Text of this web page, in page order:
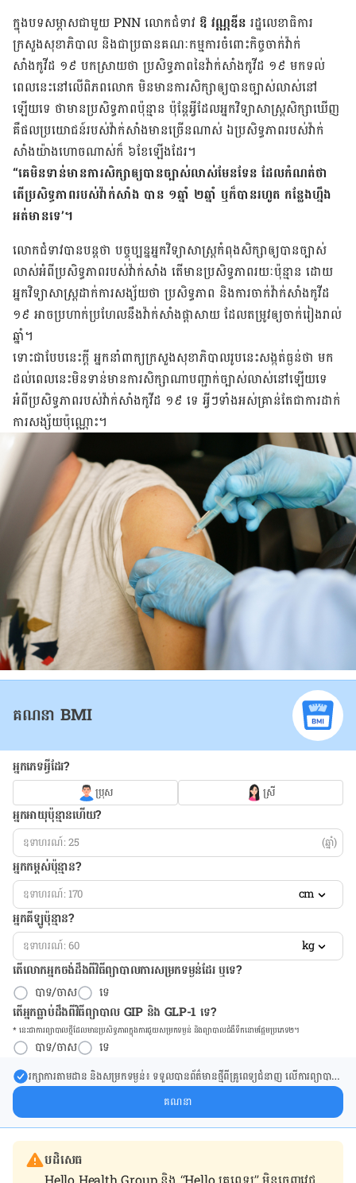
ក្នុង​បទ​សម្ភាស​ជាមួយ PNN លោកជំទាវ ឱ វណ្ណឌីន រដ្ឋលេខាធិការ
ក្រសួង​សុខាភិបាល និង​ជា​ប្រធាន​គណៈកម្មការចំពោះកិច្ចចាក់វ៉ាក់
សាំងកូវីដ ១៩ បក​ស្រាយថា ប្រសិទ្ធភាព​នៃ​វ៉ាក់សាំង​កូវីដ ១៩ មក​ទល់​
ពេល​នេះ​នៅ​លើ​ពិភព​លោក មិន​មាន​ការ​សិក្សា​ឲ្យ​បាន​ច្បាស់​លាស់​នៅ​
ឡើយ​ទេ ថា​មាន​ប្រសិទ្ធភាព​ប៉ុន្មាន ប៉ុន្តែ​អ្វី​ដែល​អ្នក​វិទ្យាសាស្ត្រ​សិក្សា​ឃើញ
គឺ​ផល​ប្រយោជន៍​របស់​វ៉ាក់សាំង​មាន​ច្រើន​ណាស់ ឯ​ប្រសិទ្ធភាព​របស់​វ៉ាក់
សាំង​យ៉ាង​ហោច​ណាស់​ក៏ ៦ខែ​ឡើង​ដែរ។
“គេ​មិន​ទាន់​មាន​ការ​សិក្សា​ឲ្យ​បាន​ច្បាស់​លាស់​មែន​ទែន ដែល​កំណត់​ថា
តើប្រសិទ្ធភាព​របស់​វ៉ាក់សាំង បាន ១ឆ្នាំ ២ឆ្នាំ ឬ​ក៏​បាន​រហូត កន្លែង​ហ្នឹង​
អត់​មាន​ទេ’។
លោកជំទាវបានបន្តថា បច្ចុប្បន្ន​អ្នក​វិទ្យាសាស្ត្រ​កំពុង​សិក្សា​ឲ្យ​បាន​ច្បាស់​
លាស់​អំពី​ប្រសិទ្ធភាព​របស់​វ៉ាក់សាំង តើមានប្រសិទ្ធភាព​រយៈ​ប៉ុន្មាន ដោយ​
អ្នក​វិទ្យាសាស្ត្រ​ដាក់​ការ​សង្ស័យ​ថា ប្រសិទ្ធភាព និង​ការ​ចាក់​វ៉ាក់សាំង​កូវីដ
១៩ អាច​ប្រហាក់​ប្រហែល​នឹង​វ៉ាក់សាំង​ផ្តាសាយ ដែល​តម្រូវ​ឲ្យ​ចាក់​រៀង​រាល់​
ឆ្នាំ។
ទោះ​ជា​បែប​នេះ​ក្តី អ្នក​នាំ​ពាក្យ​ក្រសួង​សុខាភិបាល​រូប​នេះ​សង្កត់​ធ្ងន់​ថា មក​
ដល់​ពេល​នេះ​មិន​ទាន់​មាន​ការ​សិក្សា​ណា​បញ្ជាក់​ច្បាស់លាស់​នៅ​ឡើយ​ទេ
អំពី​ប្រសិទ្ធភាព​របស់​វ៉ាក់សាំង​កូវីដ ១៩ ទេ អ្វីៗ​ទាំង​អស់​គ្រាន់​តែ​ជា​ការ​ដាក់​
ការ​សង្ស័យ​ប៉ុណ្ណោះ។
គណនា BMI
អ្នកភេទអ្វីដែរ?
ប្រុស ស្រី
អ្នកអាយុប៉ុន្មានហើយ?
(ឆ្នាំ)
អ្នកកម្ពស់ប៉ុន្មាន?
cm
អ្នកគីឡូប៉ុន្មាន?
kg
តើលោកអ្នកចង់ដឹង​ពីវិធីព្យាបាលការសម្រកទម្ងន់ដែរ ឬទេ?
បាទ/ចាស
ទេ
តើអ្នកធ្លាប់ដឹងពីវិធីព្យាបាល GIP និង GLP-1 ទេ?
* នេះ​ជា​ការ​ព្យា​បាល​ថ្មីដែល​​មាន​ប្រសិទ្ធ​ភាព​ក្នុង​ការ​ជួយ​សម្រក​ទម្ងន់ និង​ព្យា​បាល​ជំ​ងឺ​ទឹក​នោម​ផ្អែម​ប្រភេទ២។
បាទ/ចាស ទេ
រក្សា​ការ​តាមដាន និងសម្រក​ទម្ងន់៖ ទទួលបាន​ព័ត៌​មាន​ថ្មី​ពី​គ្រូពេទ្យ​ជំនាញ លើ​ការ​ព្យា​បាល​
ការសម្រក​ទម្ងន់ និងការផ្តល់ជំនួយដោយផ្ទាល់​ក្នុង​ប្រអប់​សារ​របស់​អ្នក។
គណនា
បដិសេធ